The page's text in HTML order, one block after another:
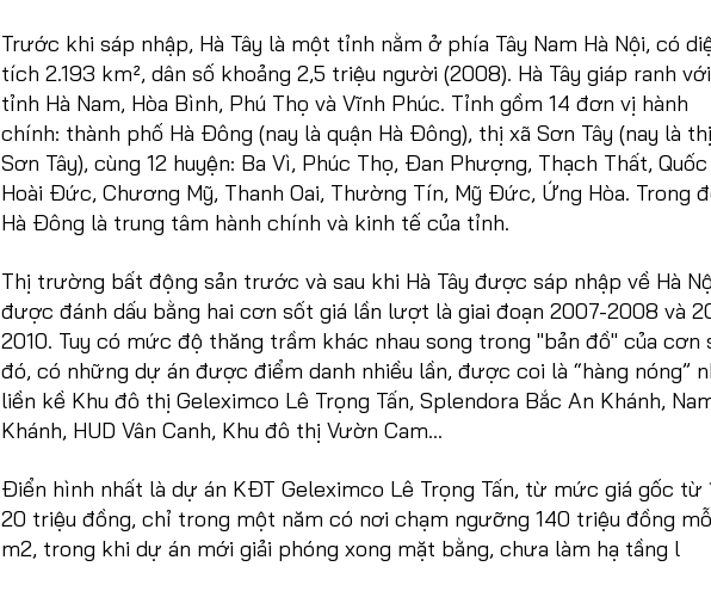
Trước khi sáp nhập, Hà Tây là một tỉnh nằm ở phía Tây Nam Hà Nội, có
tích 2.193 km², dân số khoảng 2,5 triệu người (2008). Hà Tây giáp ranh
tỉnh Hà Nam, Hòa Bình, Phú Thọ và Vĩnh Phúc. Tỉnh gồm 14 đơn vị hành
chính: thành phố Hà Đông (nay là quận Hà Đông), thị xã Sơn Tây (nay là
Sơn Tây), cùng 12 huyện: Ba Vì, Phúc Thọ, Đan Phượng, Thạch Thất, Quốc
Hoài Đức, Chương Mỹ, Thanh Oai, Thường Tín, Mỹ Đức, Ứng Hòa. Trong
Hà Đông là trung tâm hành chính và kinh tế của tỉnh.
Thị trường bất động sản trước và sau khi Hà Tây được sáp nhập về Hà
được đánh dấu bằng hai cơn sốt giá lần lượt là giai đoạn 2007-2008 và
2010. Tuy có mức độ thăng trầm khác nhau song trong "bản đồ" của cơn
đó, có những dự án được điểm danh nhiều lần, được coi là “hàng nóng”
liền kề Khu đô thị Geleximco Lê Trọng Tấn, Splendora Bắc An Khánh,
Khánh, HUD Vân Canh, Khu đô thị Vườn Cam...
Điển hình nhất là dự án KĐT Geleximco Lê Trọng Tấn, từ mức giá gốc từ
20 triệu đồng, chỉ trong một năm có nơi chạm ngưỡng 140 triệu đồng
m2, trong khi dự án mới giải phóng xong mặt bằng, chưa làm hạ tầng l